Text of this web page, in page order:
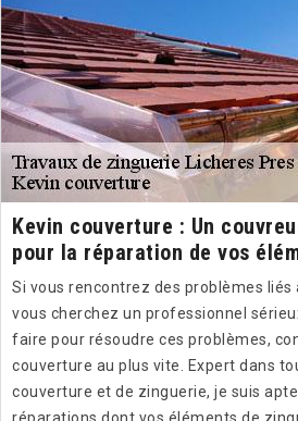
Kevin couverture : Un
pour la réparation de vos
Si vous rencontrez des problèmes liés
vous cherchez un professionnel
faire pour résoudre ces problèmes,
couverture au plus vite. Expert dans
couverture et de zinguerie, je suis